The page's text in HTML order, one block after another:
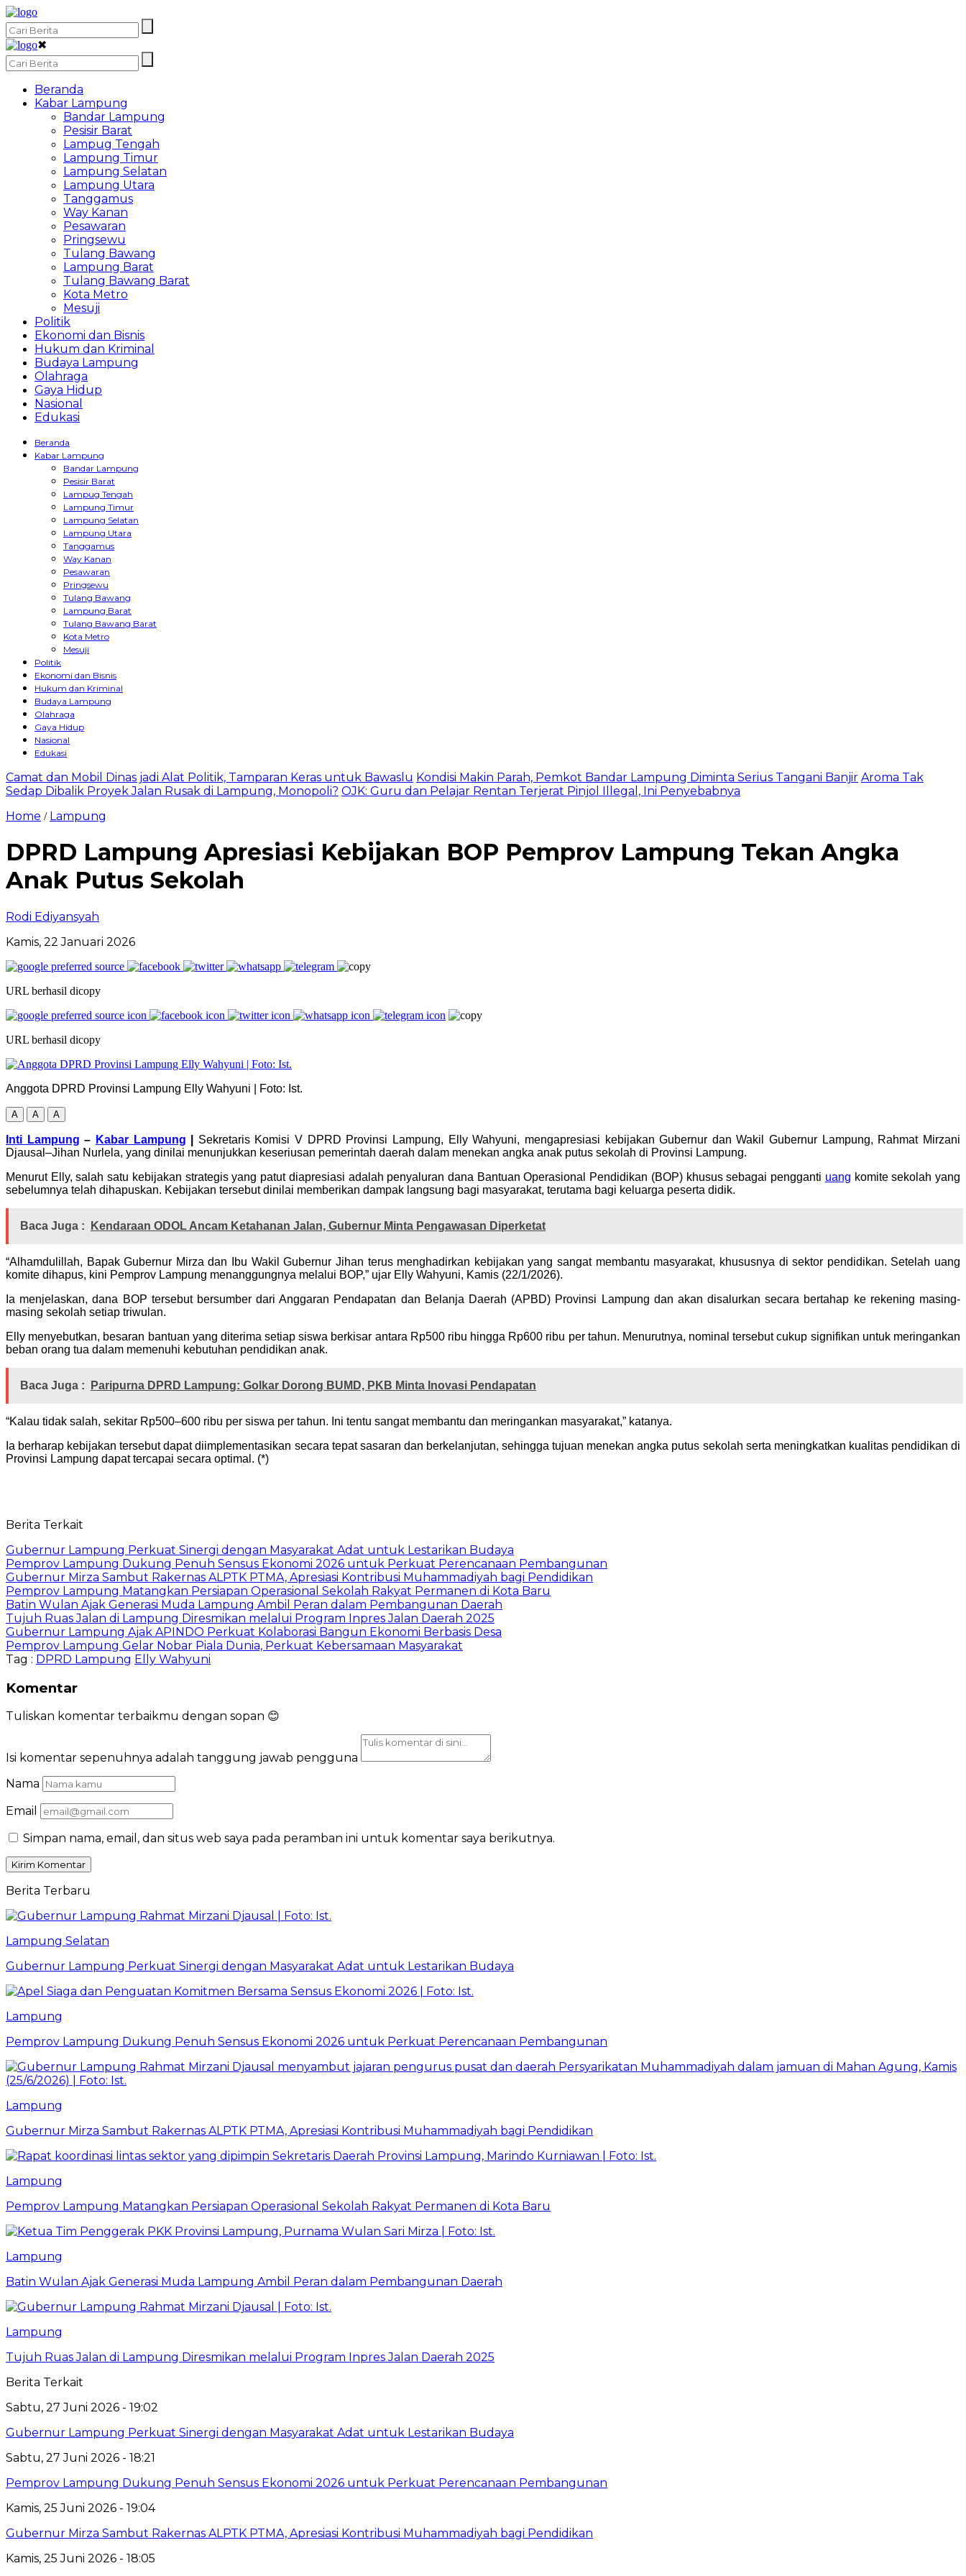
✖
Beranda
Kabar Lampung
Bandar Lampung
Pesisir Barat
Lampug Tengah
Lampung Timur
Lampung Selatan
Lampung Utara
Tanggamus
Way Kanan
Pesawaran
Pringsewu
Tulang Bawang
Lampung Barat
Tulang Bawang Barat
Kota Metro
Mesuji
Politik
Ekonomi dan Bisnis
Hukum dan Kriminal
Budaya Lampung
Olahraga
Gaya Hidup
Nasional
Edukasi
Beranda
Kabar Lampung
Bandar Lampung
Pesisir Barat
Lampug Tengah
Lampung Timur
Lampung Selatan
Lampung Utara
Tanggamus
Way Kanan
Pesawaran
Pringsewu
Tulang Bawang
Lampung Barat
Tulang Bawang Barat
Kota Metro
Mesuji
Politik
Ekonomi dan Bisnis
Hukum dan Kriminal
Budaya Lampung
Olahraga
Gaya Hidup
Nasional
Edukasi
Camat dan Mobil Dinas jadi Alat Politik, Tamparan Keras untuk Bawaslu Kondisi Makin Parah, Pemkot Bandar Lampung Diminta Serius Tangani Banjir Aroma Tak
Sedap Dibalik Proyek Jalan Rusak di Lampung, Monopoli? OJK: Guru dan Pelajar Rentan Terjerat Pinjol Illegal, Ini Penyebabnya
Home / Lampung
DPRD Lampung Apresiasi Kebijakan BOP Pemprov Lampung Tekan Angka
Anak Putus Sekolah
Rodi Ediyansyah
Kamis, 22 Januari 2026
URL berhasil dicopy
URL berhasil dicopy
Anggota DPRD Provinsi Lampung Elly Wahyuni | Foto: Ist.
A A A
Inti Lampung – Kabar Lampung
Sekretaris Komisi V DPRD Provinsi Lampung, Elly Wahyuni, mengapresiasi kebijakan Gubernur dan Wakil Gubernur Lampung, Rahmat Mirzani
Djausal–Jihan Nurlela, yang dinilai menunjukkan keseriusan pemerintah daerah dalam menekan angka anak putus sekolah di Provinsi Lampung.
Menurut Elly, salah satu kebijakan strategis yang patut diapresiasi adalah penyaluran dana Bantuan Operasional Pendidikan (BOP) khusus sebagai pengganti uang komite sekolah yang
sebelumnya telah dihapuskan. Kebijakan tersebut dinilai memberikan dampak langsung bagi masyarakat, terutama bagi keluarga peserta didik.
Baca Juga : Kendaraan ODOL Ancam Ketahanan Jalan, Gubernur Minta Pengawasan Diperketat
“Alhamdulillah, Bapak Gubernur Mirza dan Ibu Wakil Gubernur Jihan terus menghadirkan kebijakan yang sangat membantu masyarakat, khususnya di sektor pendidikan. Setelah uang
komite dihapus, kini Pemprov Lampung menanggungnya melalui BOP,” ujar Elly Wahyuni, Kamis (22/1/2026).
Ia menjelaskan, dana BOP tersebut bersumber dari Anggaran Pendapatan dan Belanja Daerah (APBD) Provinsi Lampung dan akan disalurkan secara bertahap ke rekening masing-
masing sekolah setiap triwulan.
Elly menyebutkan, besaran bantuan yang diterima setiap siswa berkisar antara Rp500 ribu hingga Rp600 ribu per tahun. Menurutnya, nominal tersebut cukup signifikan untuk meringankan
beban orang tua dalam memenuhi kebutuhan pendidikan anak.
Baca Juga : Paripurna DPRD Lampung: Golkar Dorong BUMD, PKB Minta Inovasi Pendapatan
“Kalau tidak salah, sekitar Rp500–600 ribu per siswa per tahun. Ini tentu sangat membantu dan meringankan masyarakat,” katanya.
Ia berharap kebijakan tersebut dapat diimplementasikan secara tepat sasaran dan berkelanjutan, sehingga tujuan menekan angka putus sekolah serta meningkatkan kualitas pendidikan di
Provinsi Lampung dapat tercapai secara optimal. (*)
Berita Terkait
Gubernur Lampung Perkuat Sinergi dengan Masyarakat Adat untuk Lestarikan Budaya
Pemprov Lampung Dukung Penuh Sensus Ekonomi 2026 untuk Perkuat Perencanaan Pembangunan
Gubernur Mirza Sambut Rakernas ALPTK PTMA, Apresiasi Kontribusi Muhammadiyah bagi Pendidikan
Pemprov Lampung Matangkan Persiapan Operasional Sekolah Rakyat Permanen di Kota Baru
Batin Wulan Ajak Generasi Muda Lampung Ambil Peran dalam Pembangunan Daerah
Tujuh Ruas Jalan di Lampung Diresmikan melalui Program Inpres Jalan Daerah 2025
Gubernur Lampung Ajak APINDO Perkuat Kolaborasi Bangun Ekonomi Berbasis Desa
Pemprov Lampung Gelar Nobar Piala Dunia, Perkuat Kebersamaan Masyarakat
Tag : DPRD Lampung Elly Wahyuni
Komentar
Tuliskan komentar terbaikmu dengan sopan 😊
Isi komentar sepenuhnya adalah tanggung jawab pengguna
Nama
Email
Simpan nama, email, dan situs web saya pada peramban ini untuk komentar saya berikutnya.
Berita Terbaru
Lampung Selatan
Gubernur Lampung Perkuat Sinergi dengan Masyarakat Adat untuk Lestarikan Budaya
Lampung
Pemprov Lampung Dukung Penuh Sensus Ekonomi 2026 untuk Perkuat Perencanaan Pembangunan
Lampung
Gubernur Mirza Sambut Rakernas ALPTK PTMA, Apresiasi Kontribusi Muhammadiyah bagi Pendidikan
Lampung
Pemprov Lampung Matangkan Persiapan Operasional Sekolah Rakyat Permanen di Kota Baru
Lampung
Batin Wulan Ajak Generasi Muda Lampung Ambil Peran dalam Pembangunan Daerah
Lampung
Tujuh Ruas Jalan di Lampung Diresmikan melalui Program Inpres Jalan Daerah 2025
Berita Terkait
Sabtu, 27 Juni 2026 - 19:02
Gubernur Lampung Perkuat Sinergi dengan Masyarakat Adat untuk Lestarikan Budaya
Sabtu, 27 Juni 2026 - 18:21
Pemprov Lampung Dukung Penuh Sensus Ekonomi 2026 untuk Perkuat Perencanaan Pembangunan
Kamis, 25 Juni 2026 - 19:04
Gubernur Mirza Sambut Rakernas ALPTK PTMA, Apresiasi Kontribusi Muhammadiyah bagi Pendidikan
Kamis, 25 Juni 2026 - 18:05